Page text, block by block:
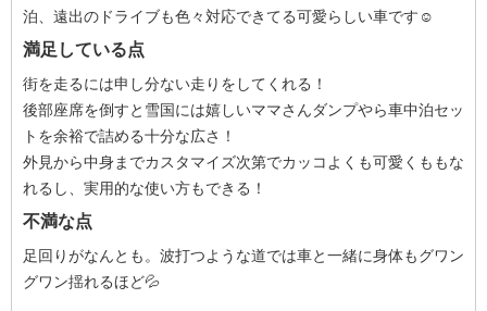
泊、遠出のドライブも色々対応できてる可愛らしい車です☺
満足している点
街を走るには申し分ない走りをしてくれる！
後部座席を倒すと雪国には嬉しいママさんダンプやら車中泊セッ
トを余裕で詰める十分な広さ！
外見から中身までカスタマイズ次第でカッコよくも可愛くももな
れるし、実用的な使い方もできる！
不満な点
足回りがなんとも。波打つような道では車と一緒に身体もグワン
グワン揺れるほど💦